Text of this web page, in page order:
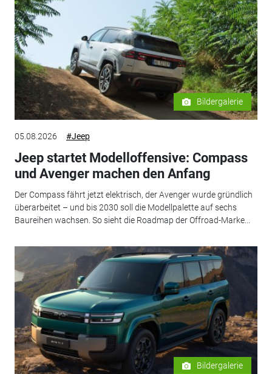
Bildergalerie
05.08.2026 #Jeep
Jeep startet Modelloffensive: Compass
und Avenger machen den Anfang
Der Compass fährt jetzt elektrisch, der Avenger wurde gründlich
überarbeitet – und bis 2030 soll die Modellpalette auf sechs
Baureihen wachsen. So sieht die Roadmap der Offroad-Marke...
Bildergalerie